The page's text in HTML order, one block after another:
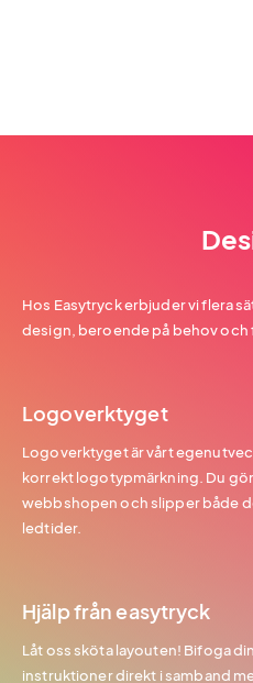
Hos Easytryck erbjuder vi flera
design, beroende på behov och
Logoverktyget
Logoverktyget är vårt
korrekt logotypmärkning. Du
webbshopen och slipper både
ledtider.
Hjälp från easytryck
Låt oss sköta layouten! Bifoga
instruktioner direkt i samband